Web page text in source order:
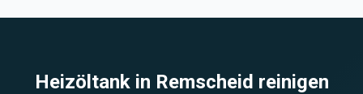
Heizöltank in Remscheid reinigen